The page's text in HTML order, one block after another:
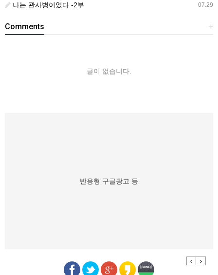
07.29
나는 관사병이었다 -2부
+
Comments
글이 없습니다.
반응형 구글광고 등
Previous
Next